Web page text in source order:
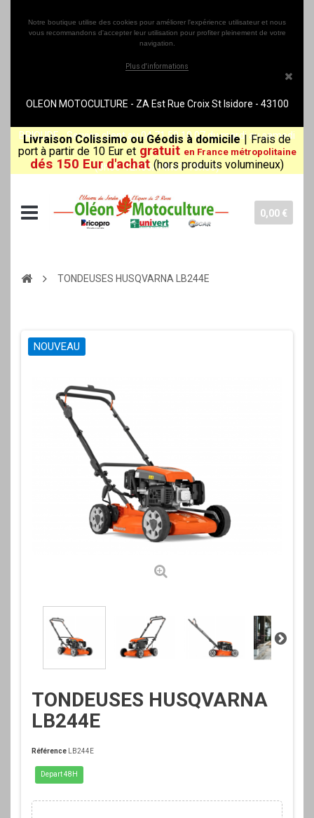
Notre boutique utilise des cookies pour améliorer l'expérience utilisateur et nous
vous recommandons d'accepter leur utilisation pour profiter pleinement de votre
navigation.
Plus d'informations
OLEON MOTOCULTURE - ZA Est Rue Croix St Isidore - 43100
BRIOUDE - Service client au 04 71 50 10 07 du mardi au samedi
(8h30-12h00/14h00-18h30)
Livraison Colissimo ou Géodis à domicile | Frais de
port à partir de 10 Eur et gratuit en France métropolitaine
dés 150 Eur d'achat (hors produits volumineux)
0,00 €
TONDEUSES HUSQVARNA LB244E
NOUVEAU
TONDEUSES HUSQVARNA
LB244E
Référence LB244E
Depart 48H